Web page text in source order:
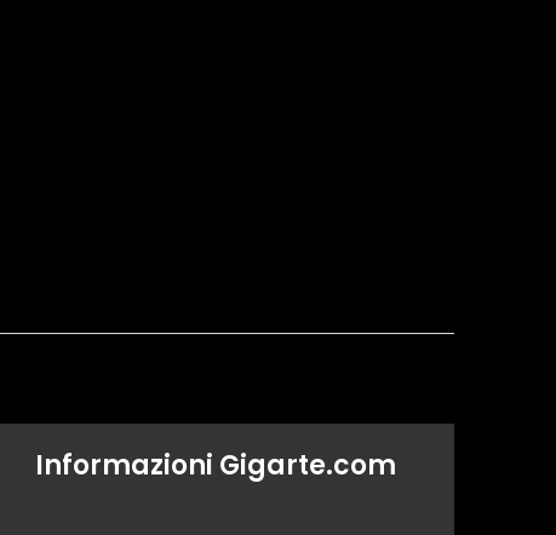
Informazioni Gigarte.com